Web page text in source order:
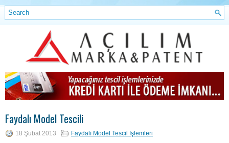
Faydalı Model Tescili
18 Şubat 2013 Faydalı Model Tescil İşlemleri